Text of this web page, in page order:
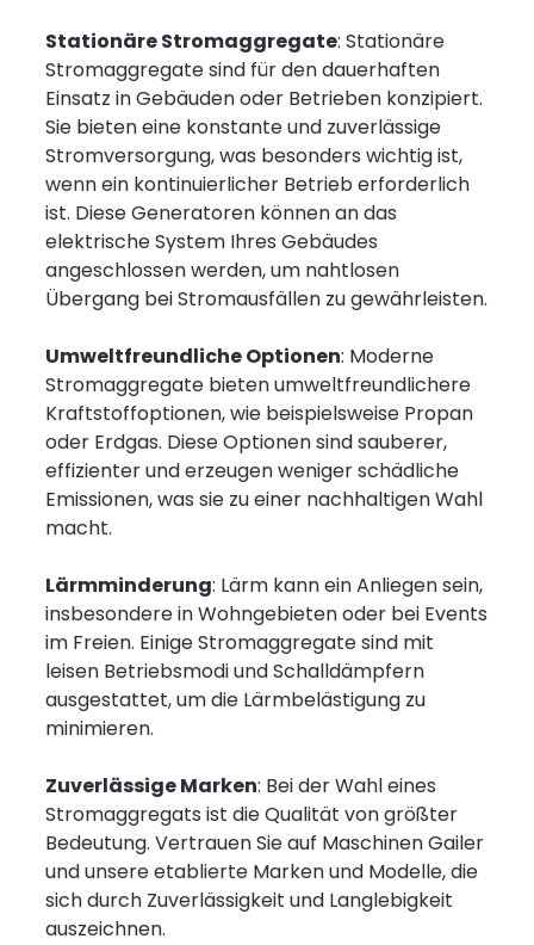
Stationäre Stromaggregate: Stationäre
Stromaggregate sind für den dauerhaften
Einsatz in Gebäuden oder Betrieben konzipiert.
Sie bieten eine konstante und zuverlässige
Stromversorgung, was besonders wichtig ist,
wenn ein kontinuierlicher Betrieb erforderlich
ist. Diese Generatoren können an das
elektrische System Ihres Gebäudes
angeschlossen werden, um nahtlosen
Übergang bei Stromausfällen zu gewährleisten.
Umweltfreundliche Optionen: Moderne
Stromaggregate bieten umweltfreundlichere
Kraftstoffoptionen, wie beispielsweise Propan
oder Erdgas. Diese Optionen sind sauberer,
effizienter und erzeugen weniger schädliche
Emissionen, was sie zu einer nachhaltigen Wahl
macht.
Lärmminderung: Lärm kann ein Anliegen sein,
insbesondere in Wohngebieten oder bei Events
im Freien. Einige Stromaggregate sind mit
leisen Betriebsmodi und Schalldämpfern
ausgestattet, um die Lärmbelästigung zu
minimieren.
Zuverlässige Marken: Bei der Wahl eines
Stromaggregats ist die Qualität von größter
Bedeutung. Vertrauen Sie auf Maschinen Gailer
und unsere etablierte Marken und Modelle, die
sich durch Zuverlässigkeit und Langlebigkeit
auszeichnen.